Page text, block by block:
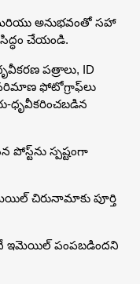
మరియు అనుభవంతో సహా
చేయండి.
పత్రాలు, ID
ఫోటోగ్రాఫ్‌లు
ధృవీకరించబడిన
పోస్ట్‌ను స్పష్టంగా
చిరునామాకు పూర్తి
ఇమెయిల్ పంపబడిందని